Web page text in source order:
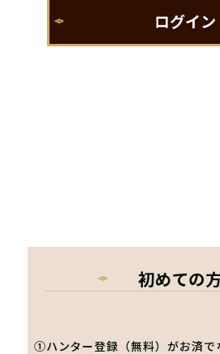
初めての
①ハンター登録（無料）がお済で